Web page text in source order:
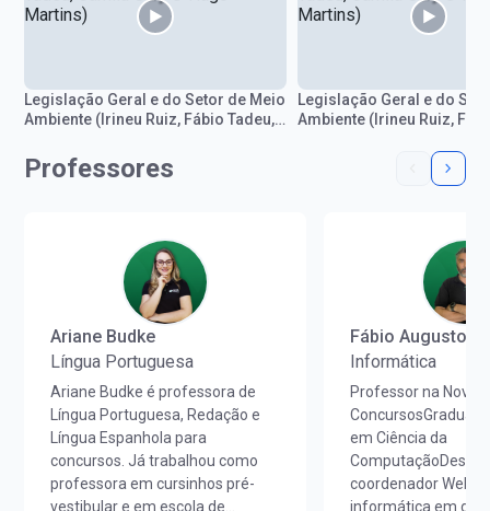
Legislação Geral e do Setor de Meio
Ambiente (Irineu Ruiz, Fábio Tadeu,
Legislação Geral e do
Ambiente (Irineu Ruiz,
Professores
Ariane Budke
Língua Portuguesa
Ariane Budke é professora de
Língua Portuguesa, Redação e
Língua Espanhola para
concursos. Já trabalhou como
professora em cursinhos pré-
vestibular e em escola de
Fábio Augusto
Informática
Professor na Nova
em Ciência da
coordenador Web,
informática em